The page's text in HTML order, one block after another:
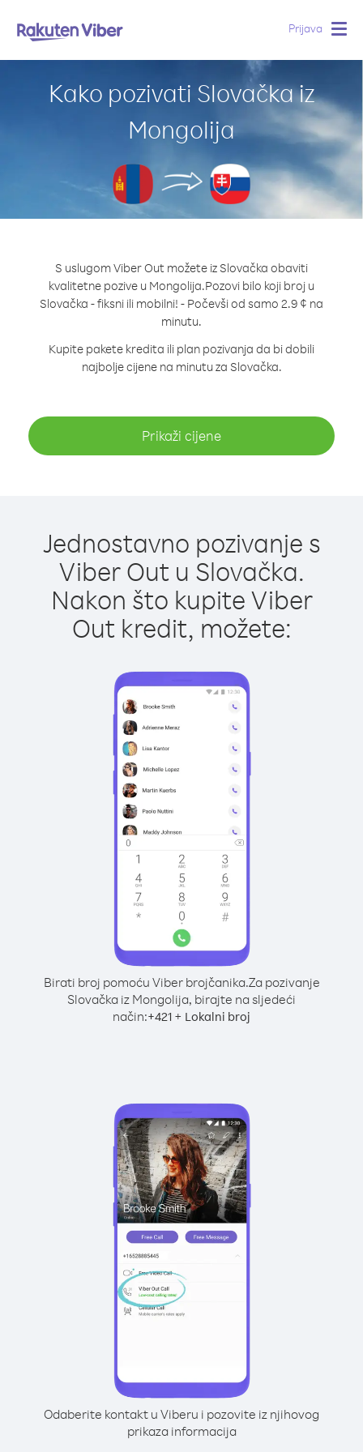
Prijava
Kako pozivati Slovačka iz
Mongolija
S uslugom Viber Out možete iz Slovačka obaviti
kvalitetne pozive u Mongolija.Pozovi bilo koji broj u
Slovačka - fiksni ili mobilni! - Počevši od samo 2.9 ¢ na
minutu.
Kupite pakete kredita ili plan pozivanja da bi dobili
najbolje cijene na minutu za Slovačka.
Prikaži cijene
Jednostavno pozivanje s
Viber Out u Slovačka.
Nakon što kupite Viber
Out kredit, možete:
Birati broj pomoću Viber brojčanika.Za pozivanje
Slovačka iz Mongolija, birajte na sljedeći
način:+421 + Lokalni broj
Odaberite kontakt u Viberu i pozovite iz njihovog
prikaza informacija